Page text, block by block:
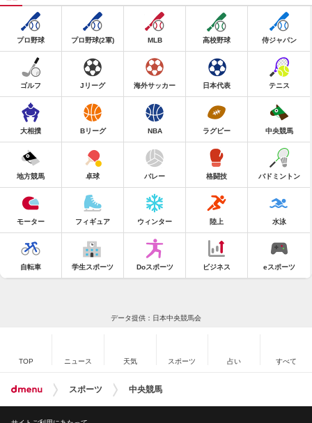
プロ野球 プロ野球(2軍) MLB 高校野球 侍ジャパン
ゴルフ Jリーグ 海外サッカー 日本代表 テニス
大相撲 Bリーグ NBA ラグビー 中央競馬
地方競馬 卓球 バレー 格闘技 バドミントン
モーター フィギュア ウィンター 陸上 水泳
自転車 学生スポーツ Doスポーツ ビジネス eスポーツ
データ提供：日本中央競馬会
TOP ニュース 天気 スポーツ 占い すべて
スポーツ 中央競馬